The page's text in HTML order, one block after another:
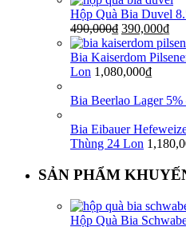
Hộp Quà Bia Duvel
490,000₫ 390,000₫
Bia Kaiserdom
Lon 1,080,000₫
Bia Beerlao Lager
Bia Eibauer
Thùng 24 Lon
SẢN PHẨM
Hộp Quà Bia